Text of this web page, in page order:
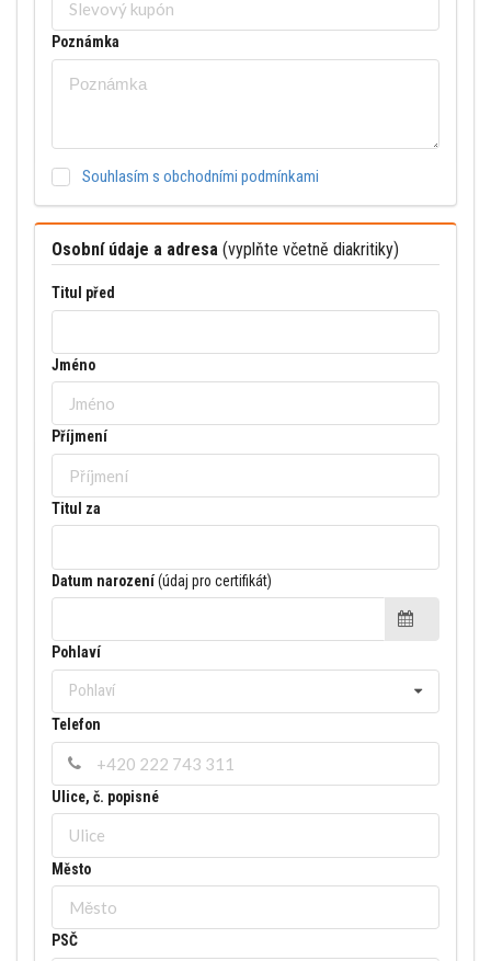
Poznámka
Souhlasím s obchodními podmínkami
Osobní údaje a adresa (vyplňte včetně diakritiky)
Titul před
Jméno
Příjmení
Titul za
Datum narození(údaj pro certifikát)
Pohlaví
Pohlaví
Telefon
Ulice, č. popisné
Město
PSČ